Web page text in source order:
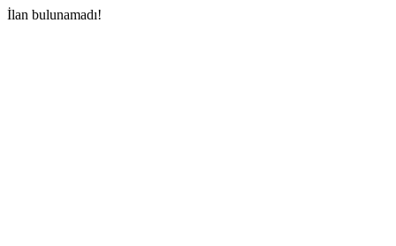
İlan bulunamadı!